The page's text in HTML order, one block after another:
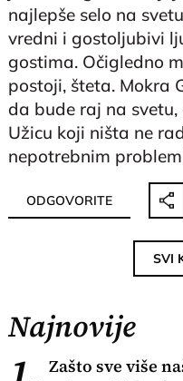
najlepše selo na
vredni i gostoljubivi
gostima. Očigledno
postoji, šteta. Mokra
da bude raj na
Užicu koji ništa ne
nepotrebnim
ODGOVORITE
SVI
Najnovije
Zašto sve više